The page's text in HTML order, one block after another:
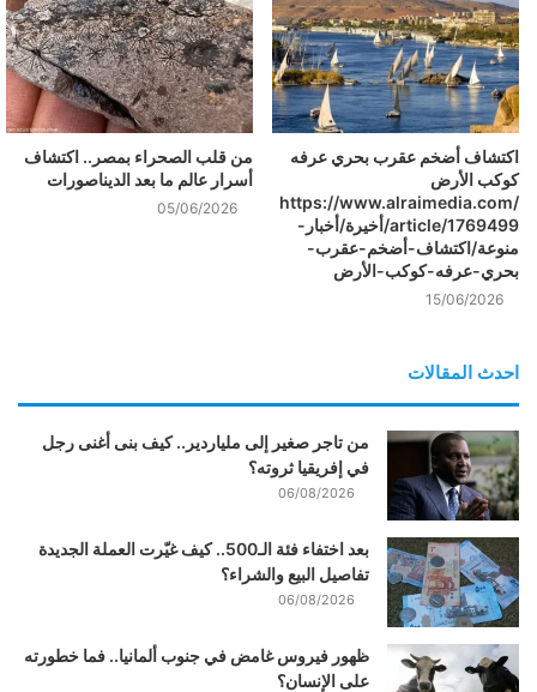
اكتشاف أضخم عقرب بحري عرفه
كوكب الأرض
https://www.alraimedia.com/
article/1769499/أخيرة/أخبار-
منوعة/اكتشاف-أضخم-عقرب-
بحري-عرفه-كوكب-الأرض
15/06/2026
من قلب الصحراء بمصر.. اكتشاف
أسرار عالم ما بعد الديناصورات
05/06/2026
احدث المقالات
من تاجر صغير إلى ملياردير.. كيف بنى أغنى رجل
في إفريقيا ثروته؟
06/08/2026
بعد اختفاء فئة الـ500.. كيف غيّرت العملة الجديدة
تفاصيل البيع والشراء؟
06/08/2026
ظهور فيروس غامض في جنوب ألمانيا.. فما خطورته
على الإنسان؟